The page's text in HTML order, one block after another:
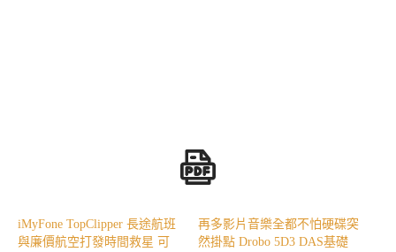
iMyFone TopClipper 長途航班
與廉價航空打發時間救星 可
再多影片音樂全都不怕硬碟突
然掛點 Drobo 5D3 DAS基礎